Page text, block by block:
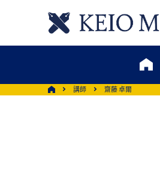
講師 齋藤 卓爾